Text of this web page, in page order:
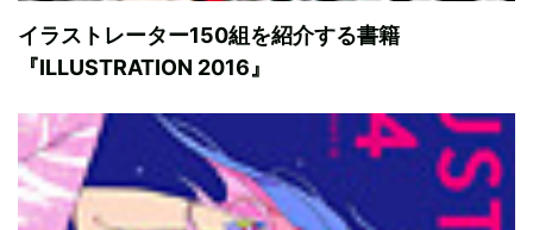
イラストレーター150組を紹介する書籍
『ILLUSTRATION 2016』